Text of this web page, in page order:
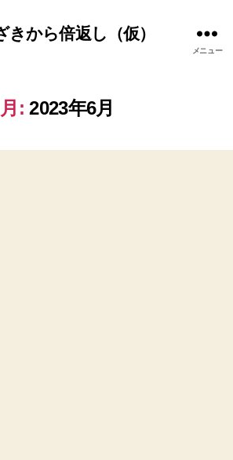
きから倍返し（仮）
メニュー
月: 2023年6月